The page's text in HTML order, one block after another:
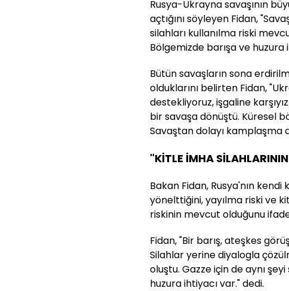
Rusya-Ukrayna savaşının
açtığını söyleyen Fidan,
silahları kullanılma riski
Bölgemizde barışa ve huzura
Bütün savaşların sona
olduklarını belirten Fidan,
destekliyoruz, işgaline
bir savaşa dönüştü. Küresel
Savaştan dolayı kamplaşma
"KİTLE İMHA
Bakan Fidan, Rusya'nın
yönelttiğini, yayılma riski ve
riskinin mevcut olduğunu
Fidan, "Bir barış, ateşkes
Silahlar yerine diyalogla
oluştu. Gazze için de aynı
huzura ihtiyacı var." dedi.